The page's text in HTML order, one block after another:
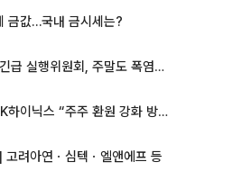
금값…국내 금시세는?
오늘 KBO 긴급 실행위원회, 주말도 폭염취소 될까
삼성전자·SK하이닉스 “주주 환원 강화 방안 마련”
고려아연ㆍ심텍ㆍ엘앤에프 등